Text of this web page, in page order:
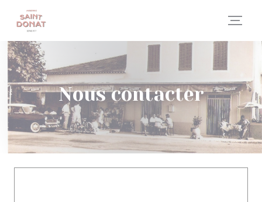
Personnalisation de vos choix en matière de cookies
Nous contacter